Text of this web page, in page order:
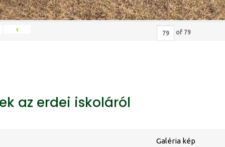
‹ of 79
az erdei iskoláról
Galéria kép